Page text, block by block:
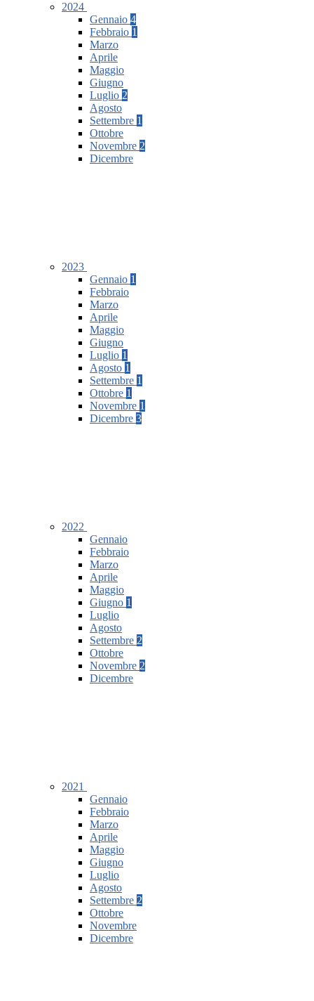
2024
Gennaio 4
Febbraio 1
Marzo
Aprile
Maggio
Giugno
Luglio 2
Agosto
Settembre 1
Ottobre
Novembre 2
Dicembre
2023
Gennaio 1
Febbraio
Marzo
Aprile
Maggio
Giugno
Luglio 1
Agosto 1
Settembre 1
Ottobre 1
Novembre 1
Dicembre 3
2022
Gennaio
Febbraio
Marzo
Aprile
Maggio
Giugno 1
Luglio
Agosto
Settembre 2
Ottobre
Novembre 2
Dicembre
2021
Gennaio
Febbraio
Marzo
Aprile
Maggio
Giugno
Luglio
Agosto
Settembre 2
Ottobre
Novembre
Dicembre